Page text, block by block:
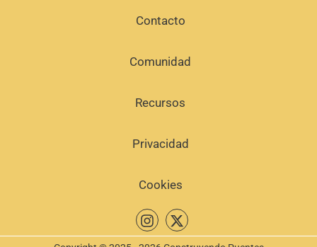
Contacto
Comunidad
Recursos
Privacidad
Cookies